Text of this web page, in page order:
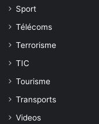
Sport
Télécoms
Terrorisme
TIC
Tourisme
Transports
Videos